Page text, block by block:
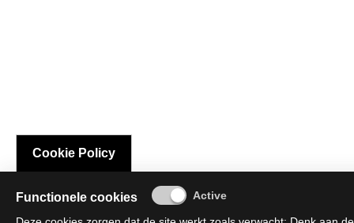
Cookie Policy
Functionele cookies